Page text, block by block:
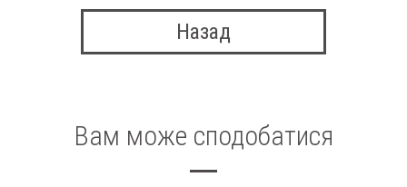
Назад
Вам може сподобатися